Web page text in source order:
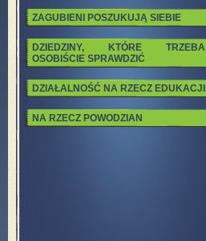
ZAGUBIENI POSZUKUJĄ SIEBIE
DZIEDZINY, KTÓRE TRZEBA
OSOBIŚCIE SPRAWDZIĆ
DZIAŁALNOŚĆ NA RZECZ EDUKACJI
NA RZECZ POWODZIAN